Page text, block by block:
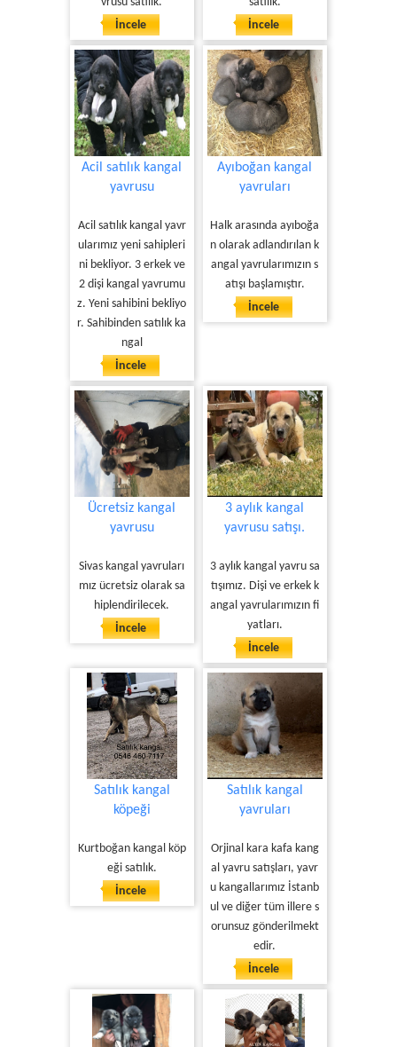
İncele
İncele
Acil satılık kangal
yavrusu
Acil satılık kangal yavr
ularımız yeni sahipleri
ni bekliyor. 3 erkek ve
2 dişi kangal yavrumu
z. Yeni sahibini bekliyo
r. Sahibinden satılık ka
ngal
İncele
Ayıboğan kangal
yavruları
Halk arasında ayıboğa
n olarak adlandırılan k
angal yavrularımızın s
atışı başlamıştır.
İncele
Ücretsiz kangal
yavrusu
Sivas kangal yavruları
mız ücretsiz olarak sa
hiplendirilecek.
İncele
3 aylık kangal
yavrusu satışı.
3 aylık kangal yavru sa
tışımız. Dişi ve erkek k
angal yavrularımızın fi
yatları.
İncele
Satılık kangal
köpeği
Kurtboğan kangal köp
eği satılık.
İncele
Satılık kangal
yavruları
Orjinal kara kafa kang
al yavru satışları, yavr
u kangallarımız İstanb
ul ve diğer tüm illere s
orunsuz gönderilmekt
edir.
İncele